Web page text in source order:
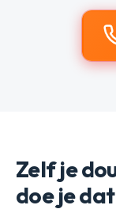
Zelf je
doe je dat